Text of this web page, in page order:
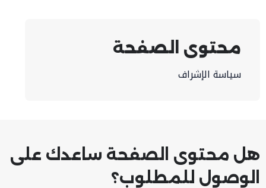
محتوى الصفحة
سياسة الإشراف
هل محتوى الصفحة ساعدك على
الوصول للمطلوب؟